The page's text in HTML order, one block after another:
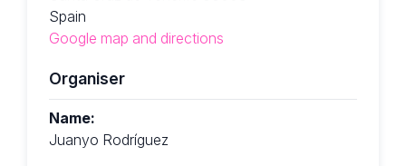
Spain
Google map and directions
Organiser
Name:
Juanyo Rodríguez